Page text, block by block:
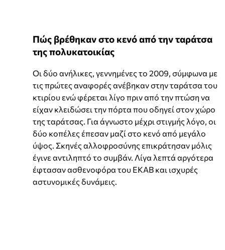
Πώς βρέθηκαν στο κενό από την ταράτσα
της πολυκατοικίας
Οι δύο ανήλικες, γεννημένες το 2009, σύμφωνα με
τις πρώτες αναφορές ανέβηκαν στην ταράτσα του
κτιρίου ενώ φέρεται λίγο πριν από την πτώση να
είχαν κλειδώσει την πόρτα που οδηγεί στον χώρο
της ταράτσας. Για άγνωστο μέχρι στιγμής λόγο, οι
δύο κοπέλες έπεσαν μαζί στο κενό από μεγάλο
ύψος. Σκηνές αλλοφροσύνης επικράτησαν μόλις
έγινε αντιληπτό το συμβάν. Λίγα λεπτά αργότερα
έφτασαν ασθενοφόρα του ΕΚΑΒ και ισχυρές
αστυνομικές δυνάμεις.